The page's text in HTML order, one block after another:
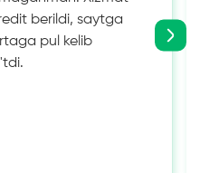
berildi, saytga
pul kelib